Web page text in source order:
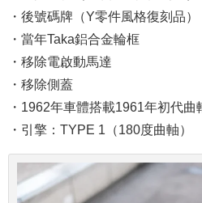
・後號碼牌（Y零件風格復刻品）
・當年Taka鋁合金輪框
・移除電啟動馬達
・移除側蓋
・1962年車體搭載1961年初代曲
・引擎：TYPE 1（180度曲軸）